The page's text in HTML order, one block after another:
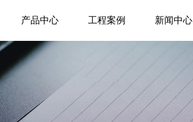
产品中心 工程案例 新闻中心